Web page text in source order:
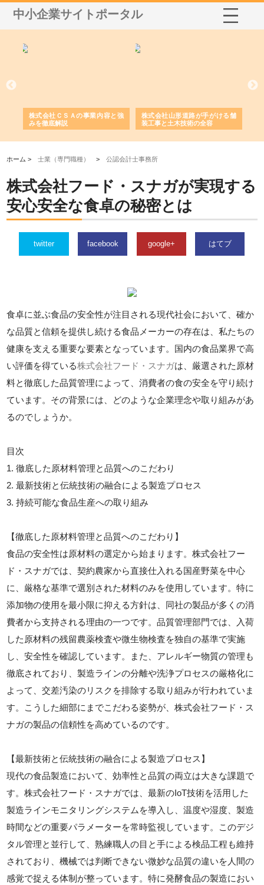
中小企業サイトポータル
株式会社ＣＳＡの事業内容と強
みを徹底解説
株式会社山形道路が手がける舗
装工事と土木技術の全容
ホーム >士業（専門職種） >公認会計士事務所
株式会社フード・スナガが実現する
安心安全な食卓の秘密とは
twitter facebook google+ はてブ
食卓に並ぶ食品の安全性が注目される現代社会において、確か
な品質と信頼を提供し続ける食品メーカーの存在は、私たちの
健康を支える重要な要素となっています。国内の食品業界で高
い評価を得ている株式会社フード・スナガは、厳選された原材
料と徹底した品質管理によって、消費者の食の安全を守り続け
ています。その背景には、どのような企業理念や取り組みがあ
るのでしょうか。
目次
1. 徹底した原材料管理と品質へのこだわり
2. 最新技術と伝統技術の融合による製造プロセス
3. 持続可能な食品生産への取り組み
【徹底した原材料管理と品質へのこだわり】
食品の安全性は原材料の選定から始まります。株式会社フー
ド・スナガでは、契約農家から直接仕入れる国産野菜を中心
に、厳格な基準で選別された材料のみを使用しています。特に
添加物の使用を最小限に抑える方針は、同社の製品が多くの消
費者から支持される理由の一つです。品質管理部門では、入荷
した原材料の残留農薬検査や微生物検査を独自の基準で実施
し、安全性を確認しています。また、アレルギー物質の管理も
徹底されており、製造ラインの分離や洗浄プロセスの厳格化に
よって、交差汚染のリスクを排除する取り組みが行われていま
す。こうした細部にまでこだわる姿勢が、株式会社フード・ス
ナガの製品の信頼性を高めているのです。
【最新技術と伝統技術の融合による製造プロセス】
現代の食品製造において、効率性と品質の両立は大きな課題で
す。株式会社フード・スナガでは、最新のIoT技術を活用した
製造ラインモニタリングシステムを導入し、温度や湿度、製造
時間などの重要パラメーターを常時監視しています。このデジ
タル管理と並行して、熟練職人の目と手による検品工程も維持
されており、機械では判断できない微妙な品質の違いを人間の
感覚で捉える体制が整っています。特に発酵食品の製造におい